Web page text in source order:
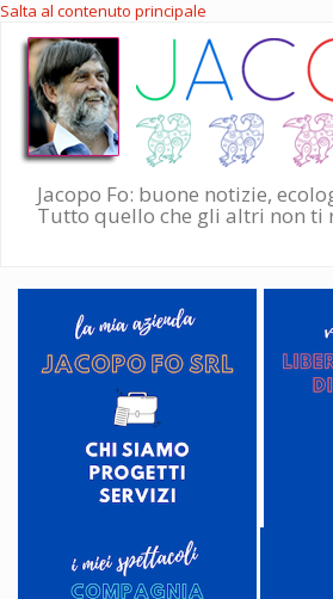
Salta al contenuto principale
Jacopo Fo: buone notizie,
Tutto quello che gli altri non ti